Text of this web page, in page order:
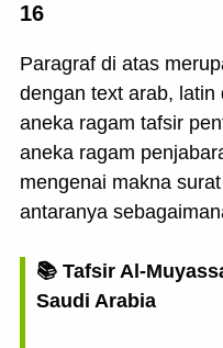
16
Paragraf di atas
dengan text arab, latin
aneka ragam tafsir
aneka ragam
mengenai makna
antaranya
📚 Tafsir Al-
Saudi Arabia